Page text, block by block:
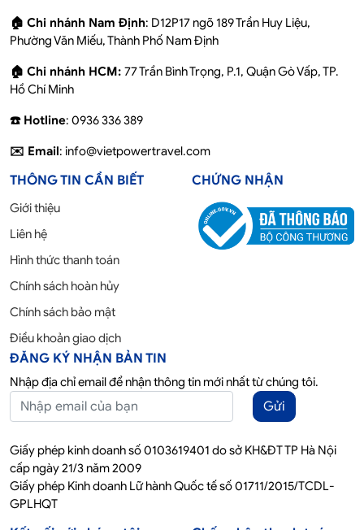
🏠 Chi nhánh Nam Định: D12P17 ngõ 189 Trần Huy Liệu,
Phường Văn Miếu, Thành Phố Nam Định
🏠 Chi nhánh HCM: 77 Trần Bình Trọng, P.1, Quận Gò Vấp, TP.
Hồ Chí Minh
☎️ Hotline: 0936 336 389
✉️ Email: info@vietpowertravel.com
THÔNG TIN CẦN BIẾT
Giới thiệu
Liên hệ
Hình thức thanh toán
Chính sách hoàn hủy
Chính sách bảo mật
Điều khoản giao dịch
CHỨNG NHẬN
ĐĂNG KÝ NHẬN BẢN TIN
Nhập địa chỉ email để nhận thông tin mới nhất từ chúng tôi.
Gửi
Giấy phép kinh doanh số 0103619401 do sở KH&ĐT TP Hà Nội
cấp ngày 21/3 năm 2009
Giấy phép Kinh doanh Lữ hành Quốc tế số 01711/2015/TCDL-
GPLHQT